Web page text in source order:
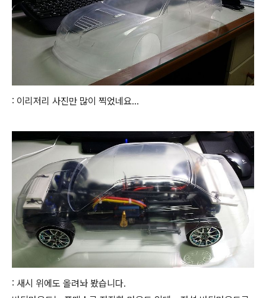
: 이리저리 사진만 많이 찍었네요...
: 새시 위에도 올려놔 봤습니다.